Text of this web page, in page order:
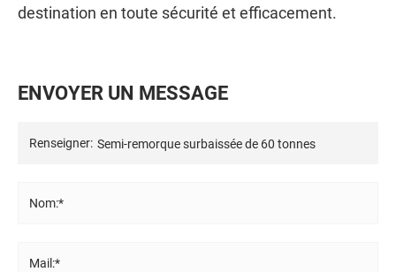
destination en toute sécurité et efficacement.
ENVOYER UN MESSAGE
Renseigner:
Nom:*
Mail:*